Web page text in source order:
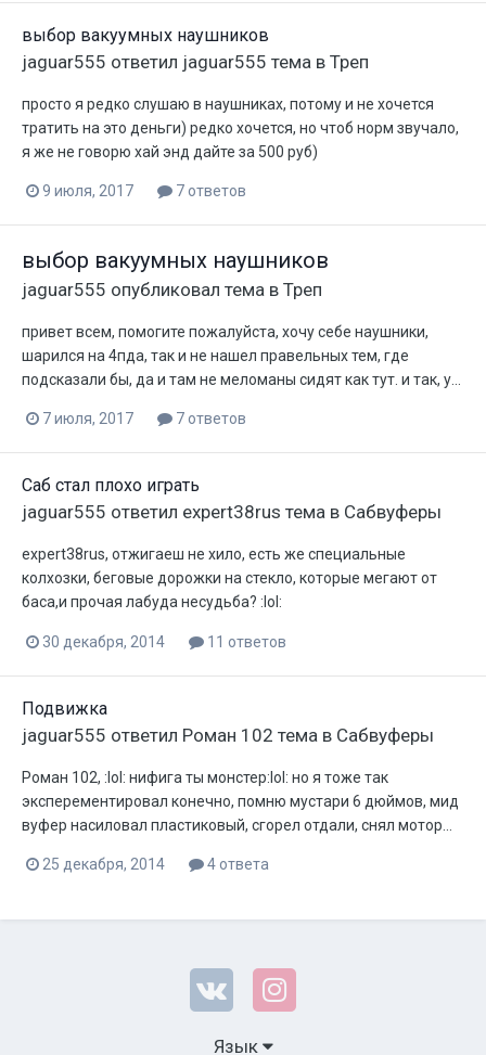
выбор вакуумных наушников
jaguar555 ответил jaguar555 тема в Треп
просто я редко слушаю в наушниках, потому и не хочется
тратить на это деньги) редко хочется, но чтоб норм звучало,
я же не говорю хай энд дайте за 500 руб)
9 июля, 2017 7 ответов
выбор вакуумных наушников
jaguar555 опубликовал тема в Треп
привет всем, помогите пожалуйста, хочу себе наушники,
шарился на 4пда, так и не нашел правельных тем, где
подсказали бы, да и там не меломаны сидят как тут. и так, у...
7 июля, 2017 7 ответов
Саб стал плохо играть
jaguar555 ответил expert38rus тема в Сабвуферы
expert38rus, отжигаеш не хило, есть же специальные
колхозки, беговые дорожки на стекло, которые мегают от
баса,и прочая лабуда несудьба? :lol:
30 декабря, 2014 11 ответов
Подвижка
jaguar555 ответил Роман 102 тема в Сабвуферы
Роман 102, :lol: нифига ты монстер:lol: но я тоже так
эксперементировал конечно, помню мустари 6 дюймов, мид
вуфер насиловал пластиковый, сгорел отдали, снял мотор...
25 декабря, 2014 4 ответа
Язык